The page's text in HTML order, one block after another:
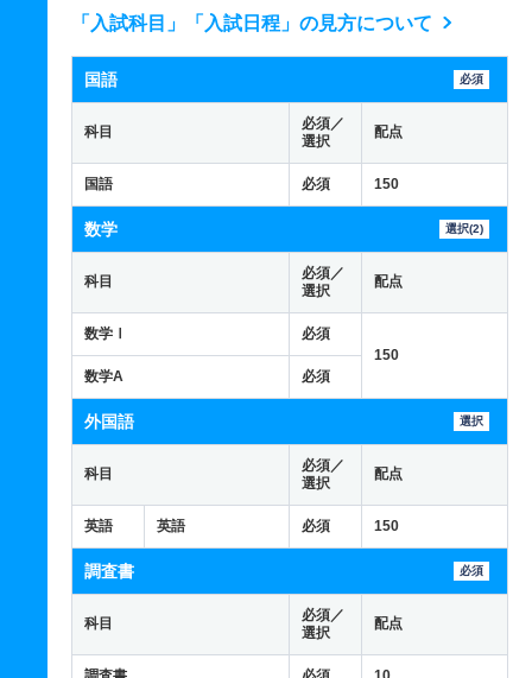
「入試科目」「入試日程」の見方について
国語 必須
科目
必須／
選択
配点
国語 必須 150
数学 選択(2)
科目
必須／
選択
配点
数学Ⅰ
必須
150
数学A
必須
外国語 選択
科目
必須／
選択
配点
英語 英語 必須 150
調査書 必須
科目
必須／
選択
配点